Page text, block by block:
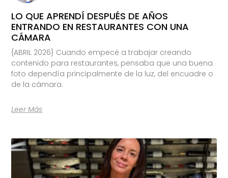
LO QUE APRENDÍ DESPUÉS DE AÑOS
ENTRANDO EN RESTAURANTES CON UNA
CÁMARA
{ABRIL 2026} Cuando empecé a trabajar creando
contenido para restaurantes, pensaba que una buena
foto dependía principalmente de la luz, del encuadre o
de la cámara.
Leer Más